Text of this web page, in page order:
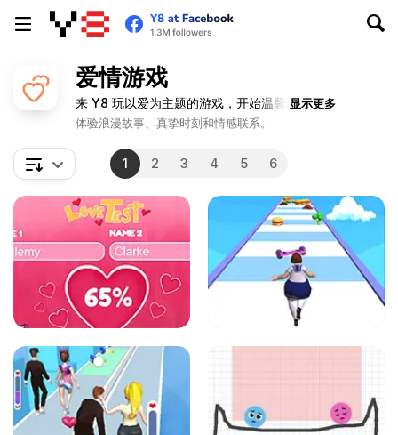
爱情游戏
来 Y8 玩以爱为主题的游戏，开始温馨的旅程！
体验浪漫故事、真挚时刻和情感联系。
显示更多
1 2 3 4 5 6